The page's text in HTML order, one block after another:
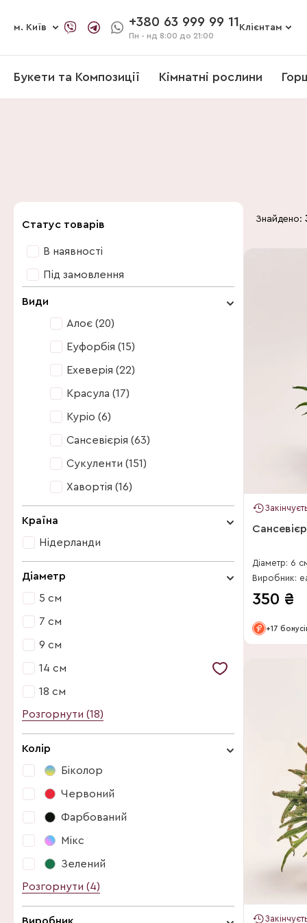
м. Київ +380 63 999 99 11
Пн - нд 8:00 до 21:00
Клієнтам
Букети та Композиції Кімнатні рослини
Статус товарів
В наявності
Під замовлення
Види
Алоє (20)
Еуфорбія (15)
Ехеверія (22)
Красула (17)
Куріо (6)
Сансевієрія (63)
Сукуленти (151)
Хавортія (16)
Країна
Нідерланди
Діаметр
5 см
7 см
9 см
14 см
18 см
5 см
Розгорнути (18)
Колір
Біколор
Червоний
Фарбований
Мікс
Зелений
Біколор
Розгорнути (4)
Знайдено:
Діаметр: 6
350 ₴
+17